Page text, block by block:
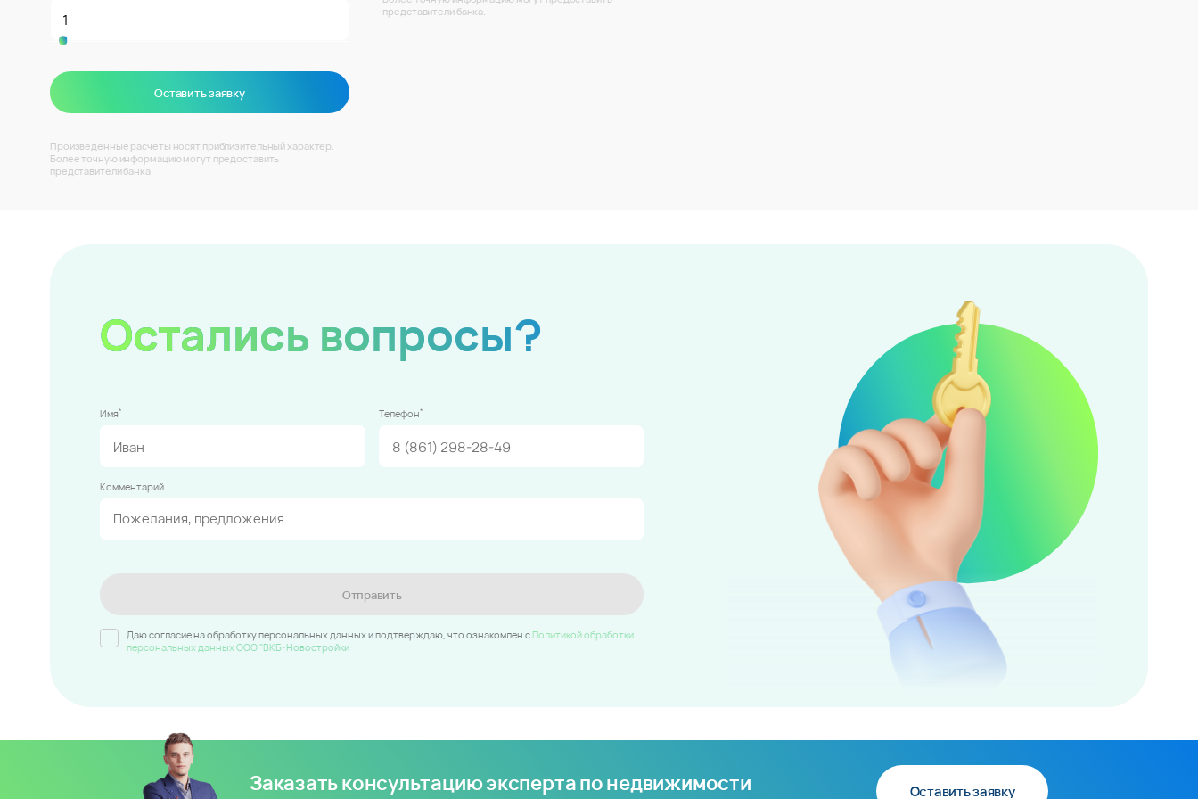
Оставить заявку
Произведенные расчеты носят приблизительный характер.
Более точную информацию могут предоставить
представители банка.
представители банка.
Остались вопросы?
Имя* Телефон*
Комментарий
Отправить
Даю согласие на обработку персональных данных и подтверждаю, что ознакомлен c Политикой обработки
персональных данных ООО "ВКБ-Новостройки
Заказать консультацию эксперта по недвижимости Оставить заявку